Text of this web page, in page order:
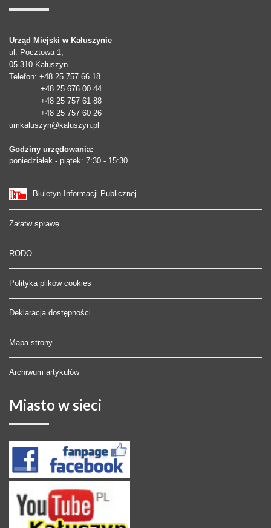
Urząd Miejski w Kałuszynie
ul. Pocztowa 1,
05-310 Kałuszyn
Telefon: +48 25 757 66 18
+48 25 676 00 44
+48 25 757 61 88
+48 25 757 60 26
umkaluszyn@kaluszyn.pl
Godziny urzędowania:
poniedziałek - piątek: 7:30 - 15:30
Biuletyn Informacji Publicznej
Załatw sprawę
RODO
Polityka plików cookies
Deklaracja dostępności
Mapa strony
Archiwum artykułów
Miasto w sieci